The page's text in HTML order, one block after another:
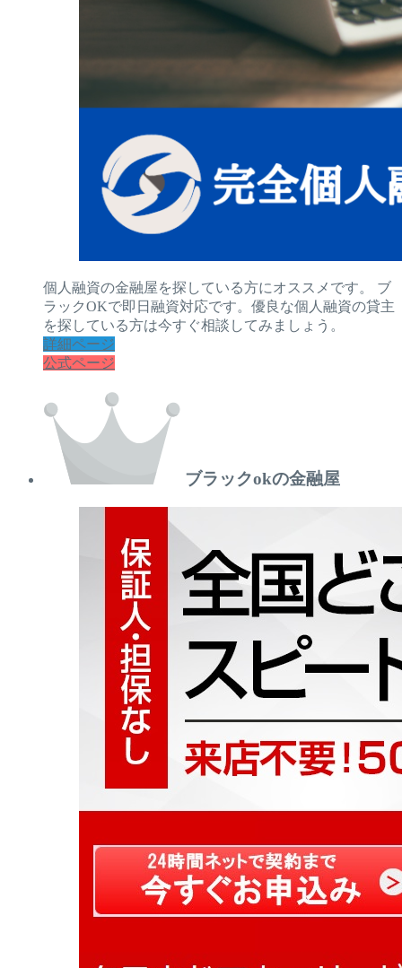
個人融資の金融屋を探している方にオススメです。 ブ
ラックOKで即日融資対応です。優良な個人融資の貸主
を探している方は今すぐ相談してみましょう。
詳細ページ
公式ページ
ブラックokの金融屋